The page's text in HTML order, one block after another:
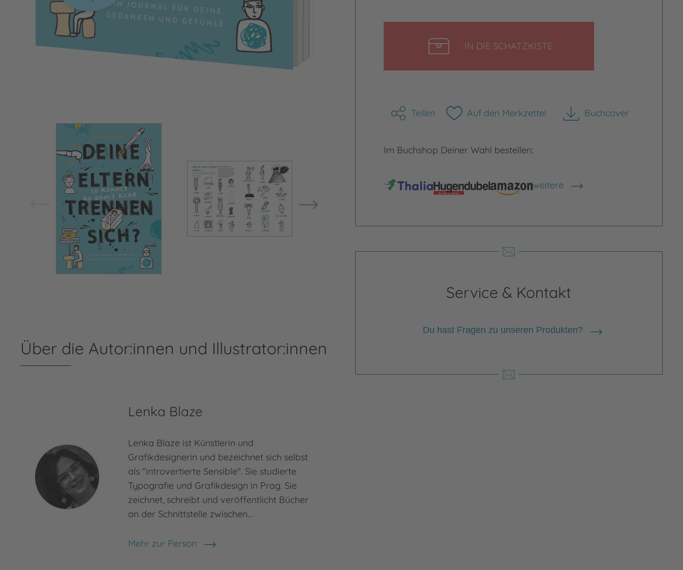
IN DIE SCHATZKISTE
Teilen Auf den Merkzettel Buchcover
herunterladen
Im Buchshop Deiner Wahl bestellen:
weitere
Shops anzeigen
Service & Kontakt
Du hast Fragen zu unseren Produkten?
Über die Autor:innen und Illustrator:innen
Lenka Blaze
Lenka Blaze ist Künstlerin und
Grafikdesignerin und bezeichnet sich selbst
als "introvertierte Sensible". Sie studierte
Typografie und Grafikdesign in Prag. Sie
zeichnet, schreibt und veröffentlicht Bücher
an der Schnittstelle zwischen…
Mehr zur Person
Lenka Blaze